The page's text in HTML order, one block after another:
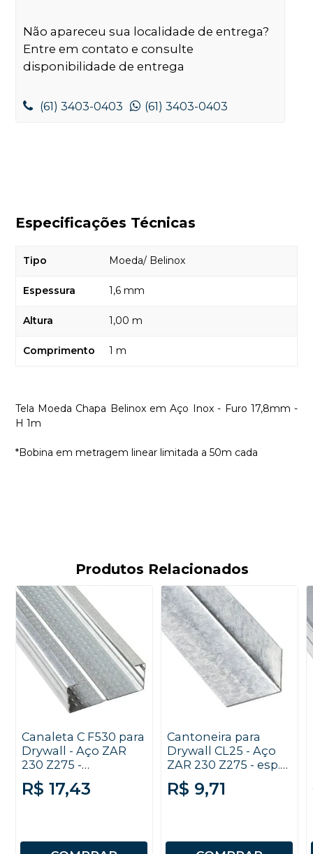
Não apareceu sua localidade de entrega?
Entre em contato e consulte
disponibilidade de entrega
(61) 3403-0403 (61) 3403-0403
Especificações Técnicas
Tipo Moeda/ Belinox
Espessura 1,6 mm
Altura 1,00 m
Comprimento 1 m
Tela Moeda Chapa Belinox em Aço Inox - Furo 17,8mm -
H 1m
*Bobina em metragem linear limitada a 50m cada
Produtos Relacionados
Canaleta C F530 para
Drywall - Aço ZAR
230 Z275 -
0,50x3000mm
R$ 17,43
Cantoneira para
Drywall CL25 - Aço
ZAR 230 Z275 - esp.
0,50mm x 3000mm
R$ 9,71